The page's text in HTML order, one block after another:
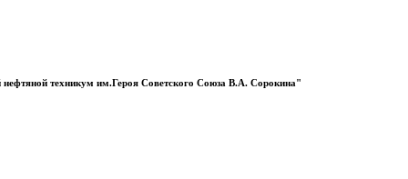
нефтяной техникум им.Героя Советского Союза В.А. Сорокина"